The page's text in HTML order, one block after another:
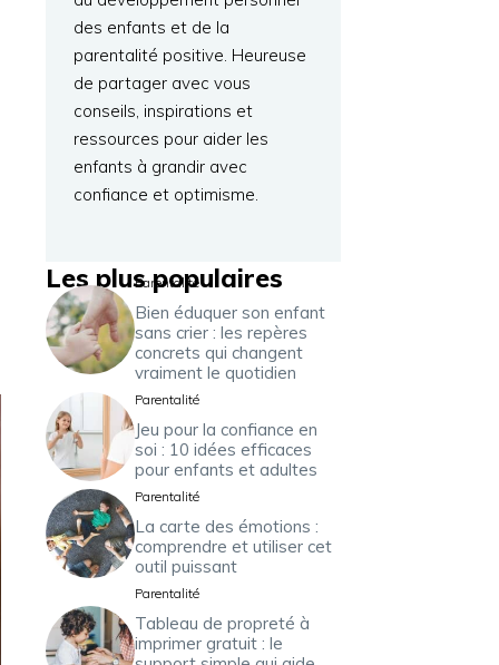
des enfants et de la
parentalité positive. Heureuse
de partager avec vous
conseils, inspirations et
ressources pour aider les
enfants à grandir avec
confiance et optimisme.
Les plus populaires
Parentalité
Bien éduquer son enfant
sans crier : les repères
concrets qui changent
vraiment le quotidien
Parentalité
Jeu pour la confiance en
soi : 10 idées efficaces
pour enfants et adultes
Parentalité
La carte des émotions :
comprendre et utiliser cet
outil puissant
Parentalité
Tableau de propreté à
imprimer gratuit : le